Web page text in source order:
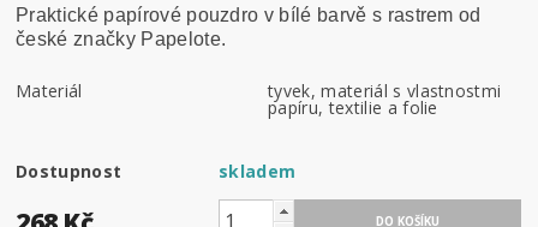
Praktické papírové pouzdro v bílé barvě s rastrem od
české značky Papelote.
Materiál tyvek, materiál s vlastnostmi
papíru, textilie a folie
Dostupnost skladem